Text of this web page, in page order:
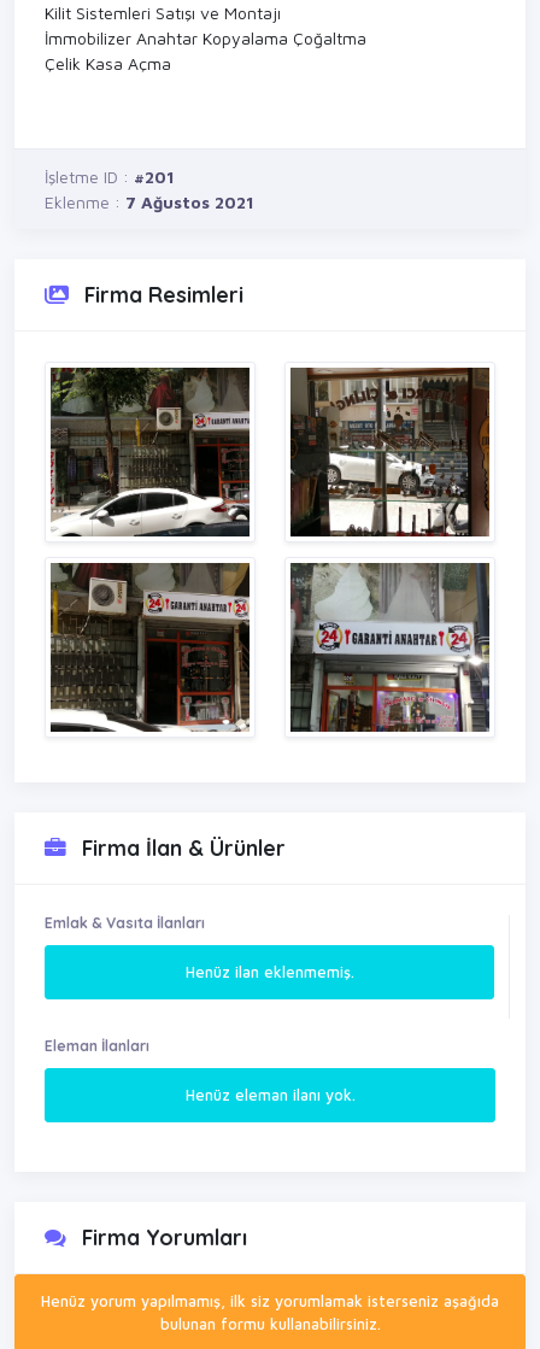
Kilit Sistemleri Satışı ve Montajı
İmmobilizer Anahtar Kopyalama Çoğaltma
Çelik Kasa Açma
İşletme ID : #201
Eklenme : 7 Ağustos 2021
Firma Resimleri
Firma İlan & Ürünler
Emlak & Vasıta İlanları
Henüz ilan eklenmemiş.
Eleman İlanları
Henüz eleman ilanı yok.
Firma Yorumları
Henüz yorum yapılmamış, ilk siz yorumlamak isterseniz aşağıda
bulunan formu kullanabilirsiniz.